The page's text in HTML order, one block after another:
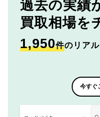
過去の実績
買取相場を
1,950件のリア
今すぐ